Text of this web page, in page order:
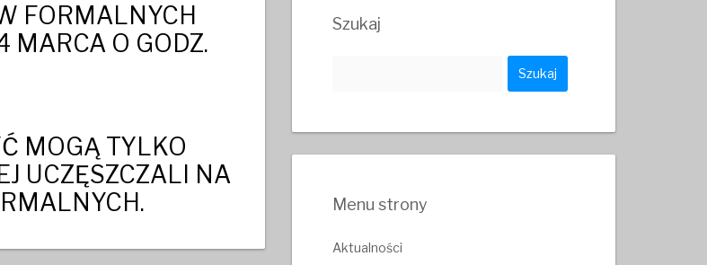
FORMALNYCH
MARCA O GODZ.
MOGĄ TYLKO
UCZĘSZCZALI NA
Szukaj
Menu strony
Aktualności